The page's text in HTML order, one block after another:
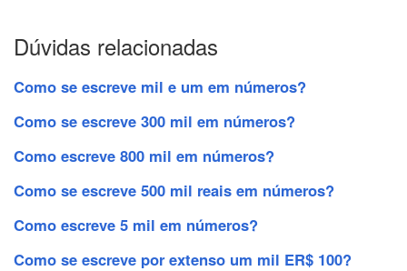
Dúvidas relacionadas
Como se escreve mil e um em números?
Como se escreve 300 mil em números?
Como escreve 800 mil em números?
Como se escreve 500 mil reais em números?
Como escreve 5 mil em números?
Como se escreve por extenso um mil ER$ 100?